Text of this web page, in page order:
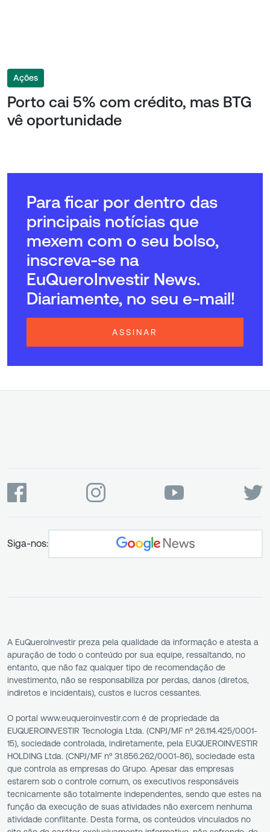
Ações
Porto cai 5% com crédito, mas BTG
vê oportunidade
Para ficar por dentro das
principais notícias que
mexem com o seu bolso,
inscreva-se na
EuQueroInvestir News.
Diariamente, no seu e-mail!
ASSINAR
Siga-nos:
A EuQueroInvestir preza pela qualidade da informação e atesta a
apuração de todo o conteúdo por sua equipe, ressaltando, no
entanto, que não faz qualquer tipo de recomendação de
investimento, não se responsabiliza por perdas, danos (diretos,
indiretos e incidentais), custos e lucros cessantes.
O portal www.euqueroinvestir.com é de propriedade da
EUQUEROINVESTIR Tecnologia Ltda. (CNPJ/MF nº 26.114.425/0001-
15), sociedade controlada, indiretamente, pela EUQUEROINVESTIR
HOLDING Ltda. (CNPJ/MF nº 31.856.262/0001-86), sociedade esta
que controla as empresas do Grupo. Apesar das empresas
estarem sob o controle comum, os executivos responsáveis
tecnicamente são totalmente independentes, sendo que estes na
função da execução de suas atividades não exercem nenhuma
atividade conflitante. Desta forma, os conteúdos vinculados no